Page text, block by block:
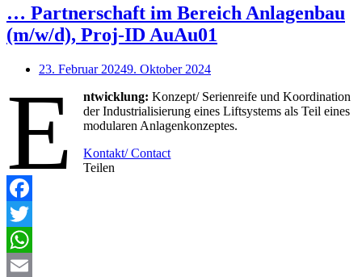
… Partnerschaft im Bereich Anlagenbau
(m/w/d), Proj-ID AuAu01
23. Februar 20249. Oktober 2024
E ntwicklung: Konzept/ Serienreife und Koordination
der Industrialisierung eines Liftsystems als Teil eines
modularen Anlagenkonzeptes.
Kontakt/ Contact
Teilen
Facebook
Twitter
WhatsApp